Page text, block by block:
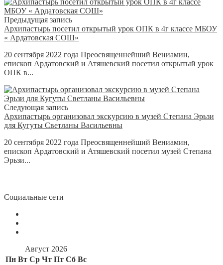
Предыдущая запись
Архипастырь посетил открытый урок ОПК в 4г классе МБОУ
« Ардатовская СОШ»
20 сентября 2022 года Преосвященнейший Вениамин,
епископ Ардатовский и Атяшевский посетил открытый урок
ОПК в...
Следующая запись
Архипастырь организовал экскурсию в музей Степана Эрьзи
для Кугуты Светланы Васильевны
20 сентября 2022 года Преосвященнейший Вениамин,
епископ Ардатовский и Атяшевский посетил музей Степана
Эрьзи...
Социальные сети
Август 2026
Пн Вт Ср Чт Пт Сб Вс